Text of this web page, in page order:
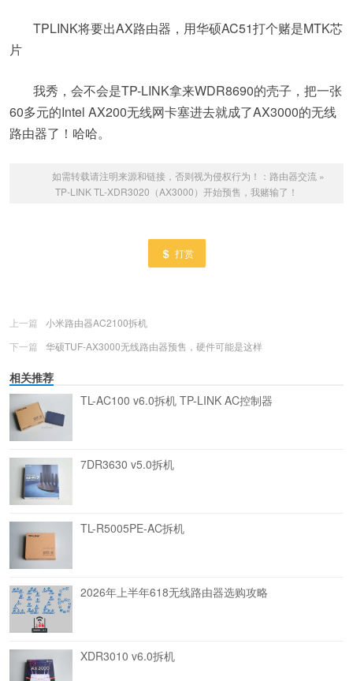
TPLINK将要出AX路由器，用华硕AC51打个赌是MTK芯
片
我秀，会不会是TP-LINK拿来WDR8690的壳子，把一张
60多元的Intel AX200无线网卡塞进去就成了AX3000的无线
路由器了！哈哈。
如需转载请注明来源和链接，否则视为侵权行为！： 路由器交流 »
TP-LINK TL-XDR3020（AX3000）开始预售，我赌输了！
打赏
上一篇
小米路由器AC2100拆机
下一篇
华硕TUF-AX3000无线路由器预售，硬件可能是这样
相关推荐
TL-AC100 v6.0拆机 TP-LINK AC控制器
7DR3630 v5.0拆机
TL-R5005PE-AC拆机
2026年上半年618无线路由器选购攻略
XDR3010 v6.0拆机